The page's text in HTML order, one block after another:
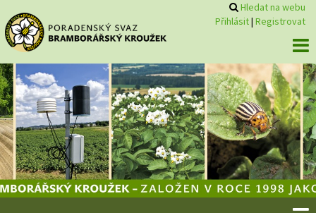
Hledat na webu
Přihlásit| Registrovat